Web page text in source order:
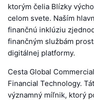
ktorým čelia Blízky
celom svete. Naším
finančnú inklúziu
finančným službám
digitálnej platformy.
Cesta Global
Financial Technology.
významný míľnik, ktorý